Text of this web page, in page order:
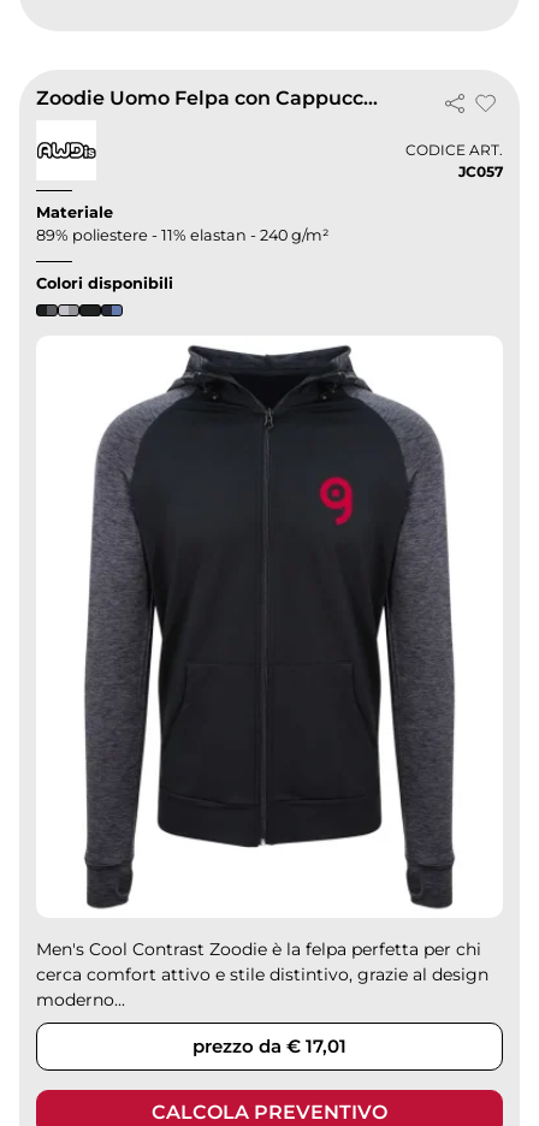
Zoodie Uomo Felpa con Cappuccio Bicolore, Traspirante
CODICE ART.
JC057
Materiale
89% poliestere - 11% elastan - 240 g/m²
Colori disponibili
Men's Cool Contrast Zoodie è la felpa perfetta per chi
cerca comfort attivo e stile distintivo, grazie al design
moderno...
prezzo da € 17,01
CALCOLA PREVENTIVO